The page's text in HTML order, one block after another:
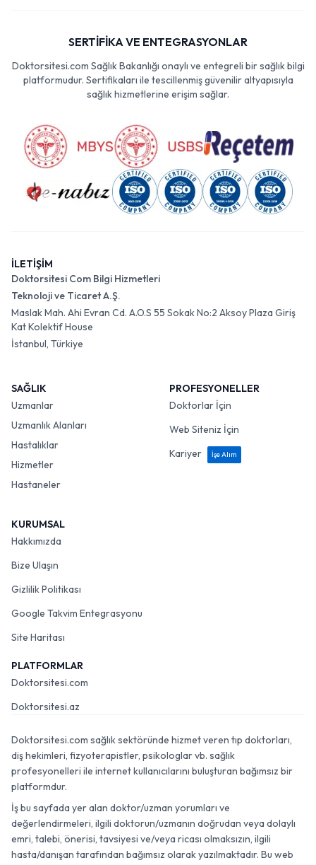
SERTİFİKA VE ENTEGRASYONLAR
Doktorsitesi.com Sağlık Bakanlığı onaylı ve entegreli bir sağlık bilgi
platformudur. Sertifikaları ile tescillenmiş güvenilir altyapısıyla
sağlık hizmetlerine erişim sağlar.
İLETİŞİM
Doktorsitesi Com Bilgi Hizmetleri
Teknoloji ve Ticaret A.Ş.
Maslak Mah. Ahi Evran Cd. A.O.S 55 Sokak No:2 Aksoy Plaza Giriş
Kat Kolektif House
İstanbul, Türkiye
SAĞLIK
Uzmanlar
Uzmanlık Alanları
Hastalıklar
Hizmetler
Hastaneler
PROFESYONELLER
Doktorlar İçin
Web Siteniz İçin
Kariyer
İşe Alım
KURUMSAL
Hakkımızda
Bize Ulaşın
Gizlilik Politikası
Google Takvim Entegrasyonu
Site Haritası
PLATFORMLAR
Doktorsitesi.com
Doktorsitesi.az
Doktorsitesi.com sağlık sektöründe hizmet veren tıp doktorları,
diş hekimleri, fizyoterapistler, psikologlar vb. sağlık
profesyonelleri ile internet kullanıcılarını buluşturan bağımsız bir
platformdur.
İş bu sayfada yer alan doktor/uzman yorumları ve
değerlendirmeleri, ilgili doktorun/uzmanın doğrudan veya dolaylı
emri, talebi, önerisi, tavsiyesi ve/veya ricası olmaksızın, ilgili
hasta/danışan tarafından bağımsız olarak yazılmaktadır. Bu web